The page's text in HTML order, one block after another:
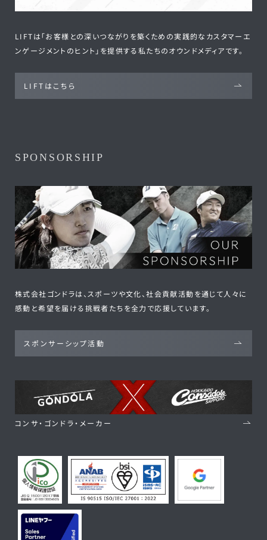
LIFTは「お客様との深いつながりを築くための実践的なカスタマーエ
ンゲージメントのヒント」を提供する私たちのオウンドメディアです。
LIFTはこちら
SPONSORSHIP
株式会社ゴンドラは、スポーツや文化、社会貢献活動を通じて人々に
感動と希望を届ける挑戦者たちを全力で応援しています。
スポンサーシップ活動
コンサ・ゴンドラ・メーカー